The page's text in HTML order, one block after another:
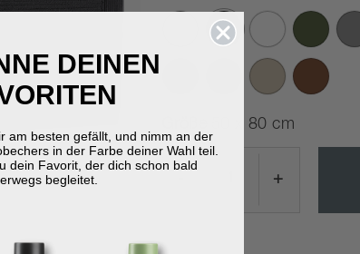
50 x 80 cm
+
DEINEN
am besten gefällt, und nimm an der
in der Farbe deiner Wahl teil.
dein Favorit, der dich schon bald
begleitet.